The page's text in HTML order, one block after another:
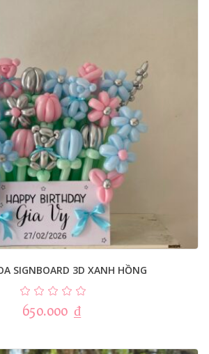
SIGNBOARD 3D XANH HỒNG
650.000 ₫